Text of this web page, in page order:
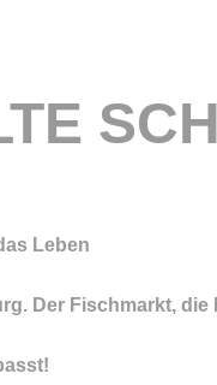
Leben
Der Fischmarkt,